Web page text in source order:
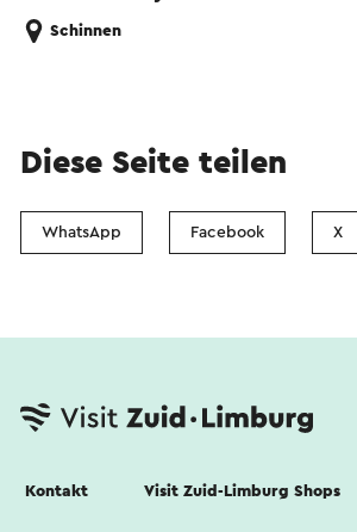
Schinnen
Diese Seite teilen
WhatsApp Facebook X
Kontakt Visit Zuid-Limburg Shops